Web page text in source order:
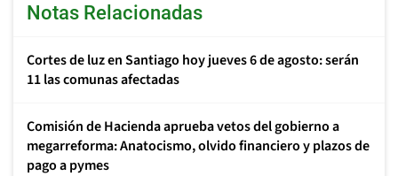
Notas Relacionadas
Cortes de luz en Santiago hoy jueves 6 de agosto: serán
11 las comunas afectadas
Comisión de Hacienda aprueba vetos del gobierno a
megarreforma: Anatocismo, olvido financiero y plazos de
pago a pymes